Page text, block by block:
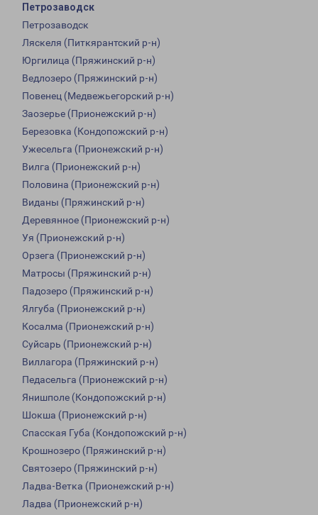
Петрозаводск
Петрозаводск
Ляскеля (Питкярантский р-н)
Юргилица (Пряжинский р-н)
Ведлозеро (Пряжинский р-н)
Повенец (Медвежьегорский р-н)
Заозерье (Прионежский р-н)
Березовка (Кондопожский р-н)
Ужесельга (Прионежский р-н)
Вилга (Прионежский р-н)
Половина (Прионежский р-н)
Виданы (Пряжинский р-н)
Деревянное (Прионежский р-н)
Уя (Прионежский р-н)
Орзега (Прионежский р-н)
Матросы (Пряжинский р-н)
Падозеро (Пряжинский р-н)
Ялгуба (Прионежский р-н)
Косалма (Прионежский р-н)
Суйсарь (Прионежский р-н)
Виллагора (Пряжинский р-н)
Педасельга (Прионежский р-н)
Янишполе (Кондопожский р-н)
Шокша (Прионежский р-н)
Спасская Губа (Кондопожский р-н)
Крошнозеро (Пряжинский р-н)
Святозеро (Пряжинский р-н)
Ладва-Ветка (Прионежский р-н)
Ладва (Прионежский р-н)